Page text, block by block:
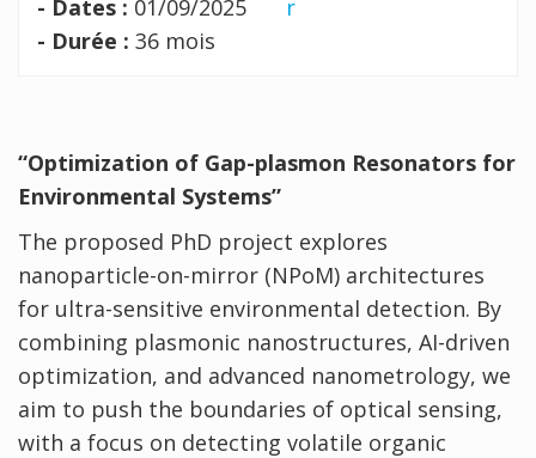
- Dates : 01/09/2025
- Durée : 36 mois
r
“Optimization of Gap-plasmon Resonators for
Environmental Systems”
The proposed PhD project explores
nanoparticle-on-mirror (NPoM) architectures
for ultra-sensitive environmental detection. By
combining plasmonic nanostructures, AI-driven
optimization, and advanced nanometrology, we
aim to push the boundaries of optical sensing,
with a focus on detecting volatile organic